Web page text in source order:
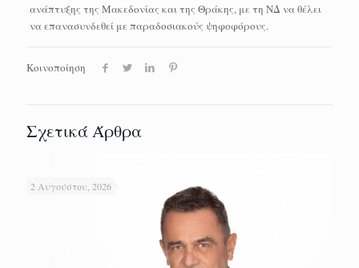
ανάπτυξης της Μακεδονίας και της Θράκης, με τη ΝΔ να θέλει
να επανασυνδεθεί με παραδοσιακούς ψηφοφόρους.
Κοινοποίηση
Σχετικά Άρθρα
2 Αυγούστου, 2026